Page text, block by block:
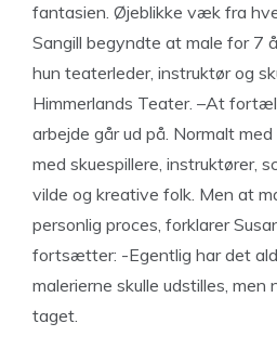
fantasien. Øjeblikke væk fra
Sangill begyndte at male for 7
hun teaterleder, instruktør og
Himmerlands Teater. –At
arbejde går ud på. Normalt
med skuespillere, instruktører,
vilde og kreative folk. Men at
personlig proces, forklarer
fortsætter: -Egentlig har det
malerierne skulle udstilles, men
taget.